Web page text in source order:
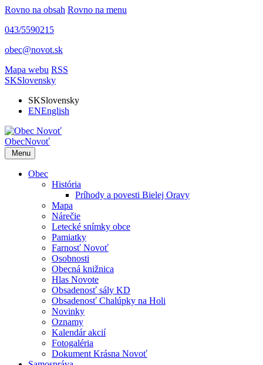
Rovno na obsah Rovno na menu
043/5590215
obec@novot.sk
Mapa webu RSS
SKSlovensky
SKSlovensky
ENEnglish
ObecNovoť
Menu
Obec
História
Príhody a povesti Bielej Oravy
Mapa
Nárečie
Letecké snímky obce
Pamiatky
Farnosť Novoť
Osobnosti
Obecná knižnica
Hlas Novote
Obsadenosť sály KD
Obsadenosť Chalúpky na Holi
Novinky
Oznamy
Kalendár akcií
Fotogaléria
Dokument Krásna Novoť